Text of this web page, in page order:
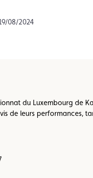
auto
08/2024
du Luxembourg de
de leurs performances,